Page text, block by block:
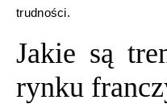
trudności.
Jakie są
rynku